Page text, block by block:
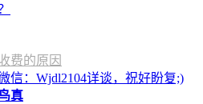
费的原因
信：Wjdl2104详谈，祝好盼复;)
真